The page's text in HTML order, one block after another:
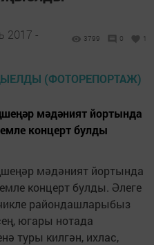
2017 -
3799 0 1
мәдәният йортында
концерт булды
мәдәният йортында
концерт булды. Әлеге
райондашларыбыз
югары нотада
туры килгән, ихлас,